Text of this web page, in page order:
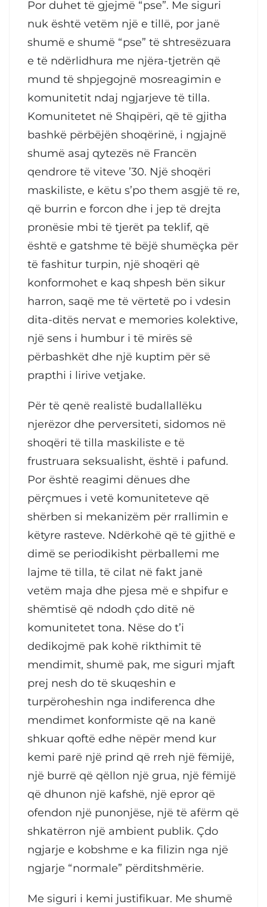
Por duhet të gjejmë “pse”. Me siguri
nuk është vetëm një e tillë, por janë
shumë e shumë “pse” të shtresëzuara
e të ndërlidhura me njëra-tjetrën që
mund të shpjegojnë mosreagimin e
komunitetit ndaj ngjarjeve të tilla.
Komunitetet në Shqipëri, që të gjitha
bashkë përbëjën shoqërinë, i ngjajnë
shumë asaj qytezës në Francën
qendrore të viteve ’30. Një shoqëri
maskiliste, e këtu s’po them asgjë të re,
që burrin e forcon dhe i jep të drejta
pronësie mbi të tjerët pa teklif, që
është e gatshme të bëjë shumëçka për
të fashitur turpin, një shoqëri që
konformohet e kaq shpesh bën sikur
harron, saqë me të vërtetë po i vdesin
dita-ditës nervat e memories kolektive,
një sens i humbur i të mirës së
përbashkët dhe një kuptim për së
prapthi i lirive vetjake.
Për të qenë realistë budallallëku
njerëzor dhe perversiteti, sidomos në
shoqëri të tilla maskiliste e të
frustruara seksualisht, është i pafund.
Por është reagimi dënues dhe
përçmues i vetë komuniteteve që
shërben si mekanizëm për rrallimin e
këtyre rasteve. Ndërkohë që të gjithë e
dimë se periodikisht përballemi me
lajme të tilla, të cilat në fakt janë
vetëm maja dhe pjesa më e shpifur e
shëmtisë që ndodh çdo ditë në
komunitetet tona. Nëse do t’i
dedikojmë pak kohë rikthimit të
mendimit, shumë pak, me siguri mjaft
prej nesh do të skuqeshin e
turpëroheshin nga indiferenca dhe
mendimet konformiste që na kanë
shkuar qoftë edhe nëpër mend kur
kemi parë një prind që rreh një fëmijë,
një burrë që qëllon një grua, një fëmijë
që dhunon një kafshë, një epror që
ofendon një punonjëse, një të afërm që
shkatërron një ambient publik. Çdo
ngjarje e kobshme e ka filizin nga një
ngjarje “normale” përditshmërie.
Me siguri i kemi justifikuar. Me shumë